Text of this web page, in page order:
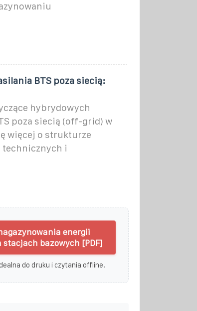
BTS poza siecią:
hybrydowych
poza siecią (off-grid) w
więcej o strukturze
technicznych i
energii
bazowych [PDF]
do druku i czytania offline.